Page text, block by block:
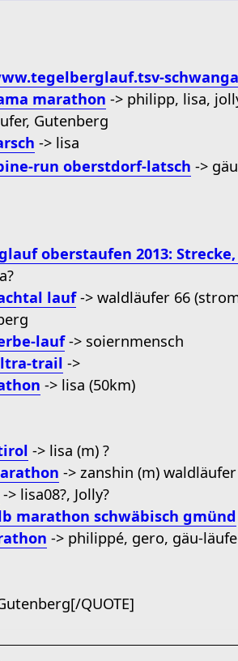
marathon -> philipp, lisa,
Gutenberg
-> lisa
run oberstdorf-latsch ->
oberstaufen 2013:
lauf-> waldläufer 66
lauf-> soiernmensch
trail ->
-> lisa (50km)
-> lisa (m) ?
-> zanshin (m)
-> lisa08?, Jolly?
marathon schwäbisch gmünd
-> philippé, gero, gäu-
QUOTE]